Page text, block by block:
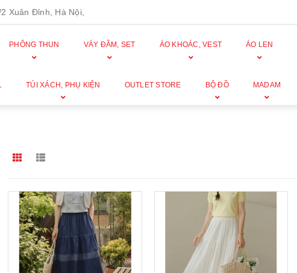
Xuân Đỉnh, Hà Nội,
PHÔNG THUN VÁY ĐẦM, SET ÁO KHOÁC, VEST ÁO LEN
TÚI XÁCH, PHỤ KIỆN OUTLET STORE BỘ ĐỒ MADAM